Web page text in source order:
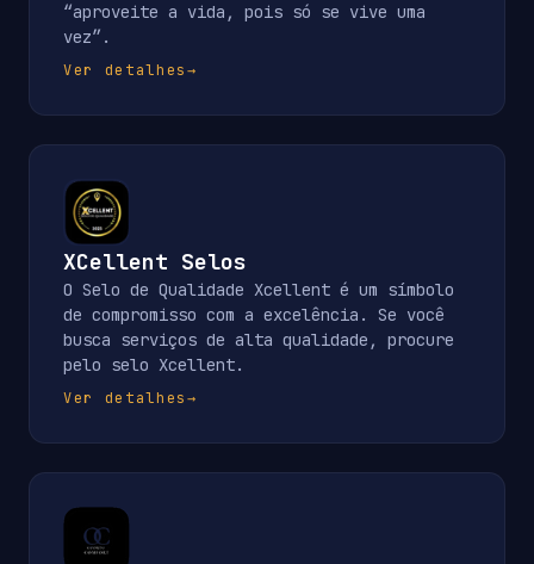
“aproveite a vida, pois só se vive uma
vez”.
Ver detalhes→
XCellent Selos
O Selo de Qualidade Xcellent é um símbolo
de compromisso com a excelência. Se você
busca serviços de alta qualidade, procure
pelo selo Xcellent.
Ver detalhes→